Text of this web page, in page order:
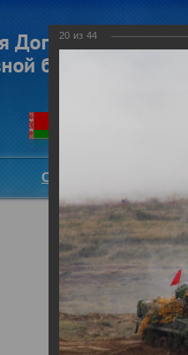
Структура ОДКБ
Специальное
обеспечения
Российская
08.10.2019
20 из 44